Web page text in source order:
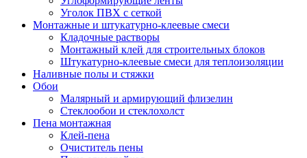
Уголок ПВХ с сеткой
Монтажные и штукатурно-клеевые смеси
Кладочные растворы
Монтажный клей для строительных блоков
Штукатурно-клеевые смеси для теплоизоляции
Наливные полы и стяжки
Обои
Малярный и армирующий флизелин
Стеклообои и стеклохолст
Пена монтажная
Клей-пена
Очиститель пены